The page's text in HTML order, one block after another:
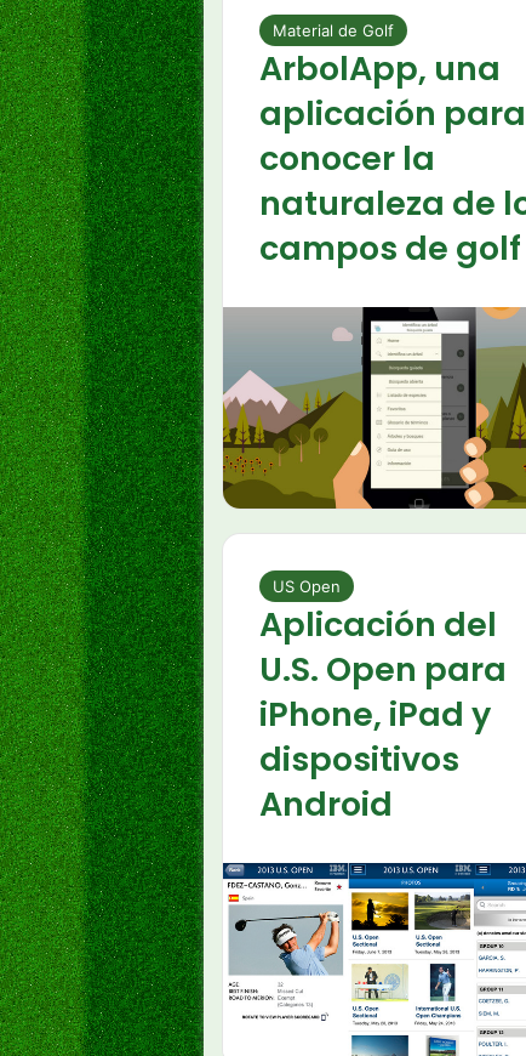
Material de Golf
ArbolApp, una
aplicación para
conocer la
naturaleza de
campos de golf
US Open
Aplicación del
U.S. Open para
iPhone, iPad y
dispositivos
Android